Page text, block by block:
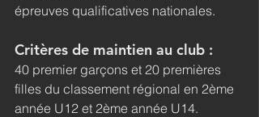
épreuves qualificatives nationales.
Critères de maintien au club :
40 premier garçons et 20 premières
filles du classement régional en 2ème
année U12 et 2ème année U14.